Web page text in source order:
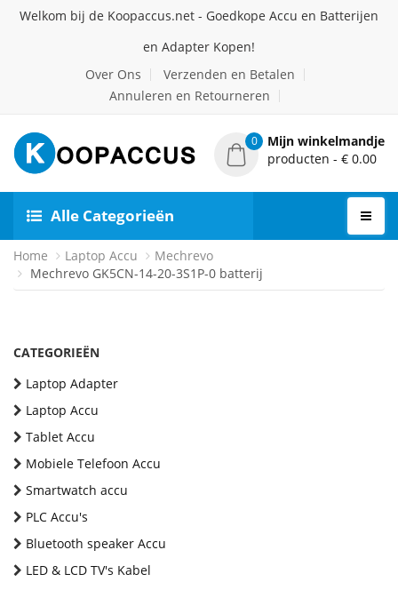
Welkom bij de Koopaccus.net - Goedkope Accu en Batterijen
en Adapter Kopen!
Over Ons
Verzenden en Betalen
Annuleren en Retourneren
0
Mijn winkelmandje
producten - € 0.00
Alle Categorieën
Home Laptop Accu
Mechrevo
Mechrevo GK5CN-14-20-3S1P-0 batterij
CATEGORIEËN
Laptop Adapter
Laptop Accu
Tablet Accu
Mobiele Telefoon Accu
Smartwatch accu
PLC Accu's
Bluetooth speaker Accu
LED & LCD TV's Kabel